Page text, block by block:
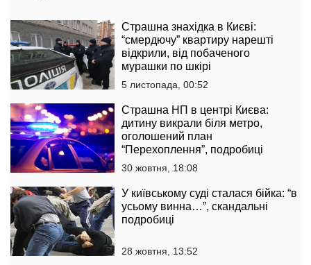
Страшна знахідка в Києві:
“смердючу” квартиру нарешті
відкрили, від побаченого
мурашки по шкірі
5 листопада, 00:52
Страшна НП в центрі Києва:
дитину викрали біля метро,
оголошений план
“Перехоплення”, подробиці
30 жовтня, 18:08
У київському суді сталася бійка: “в
усьому винна…”, скандальні
подробиці
28 жовтня, 13:52